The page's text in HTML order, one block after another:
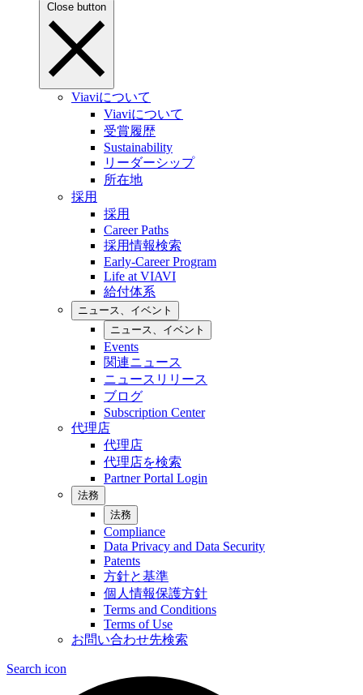
Close button
Viaviについて
Viaviについて
受賞履歴
Sustainability
リーダーシップ
所在地
採用
採用
Career Paths
採用情報検索
Early-Career Program
Life at VIAVI
給付体系
ニュース、イベント
ニュース、イベント
Events
関連ニュース
ニュースリリース
ブログ
Subscription Center
代理店
代理店
代理店を検索
Partner Portal Login
法務
法務
Compliance
Data Privacy and Data Security
Patents
方針と基準
個人情報保護方針
Terms and Conditions
Terms of Use
お問い合わせ先検索
Search icon